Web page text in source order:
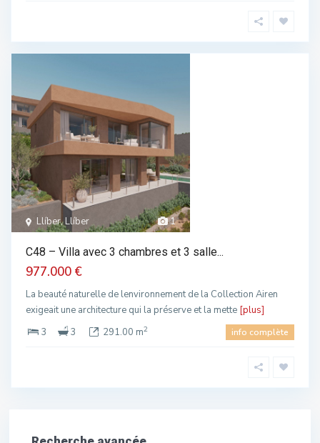
1
Llíber, Llíber
C48 – Villa avec 3 chambres et 3 salle...
977.000 €
La beauté naturelle de lenvironnement de la Collection Airen
exigeait une architecture qui la préserve et la mette [plus]
3
3 291.00 m2 info complète